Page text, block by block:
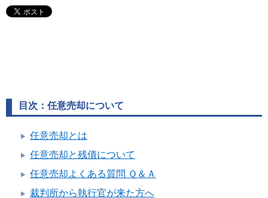
目次：任意売却について
任意売却とは
任意売却と残債について
任意売却よくある質問 Ｑ＆Ａ
裁判所から執行官が来た方へ